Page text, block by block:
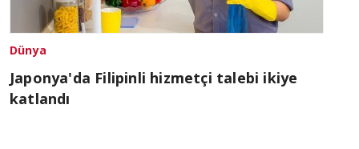
Dünya
Japonya'da Filipinli hizmetçi talebi ikiye
katlandı